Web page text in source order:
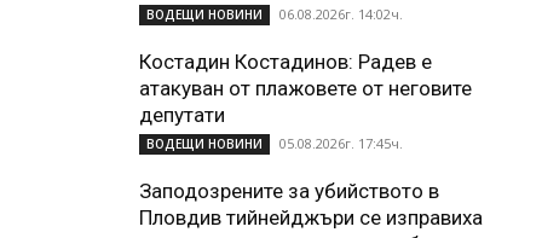
ВОДЕЩИ НОВИНИ 06.08.2026г. 14:02ч.
Костадин Костадинов: Радев е
атакуван от плажoвете от неговите
депутати
ВОДЕЩИ НОВИНИ 05.08.2026г. 17:45ч.
Заподозрените за убийството в
Пловдив тийнейджъри се изправиха